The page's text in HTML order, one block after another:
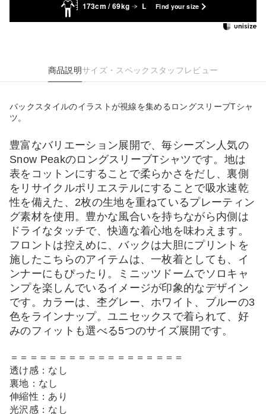
173cm / 69kg L Find your size
商品説明サイズ・スペック スタッフレビュー
バックスタイルのイラストが視線を集めるロングスリーブTシャ
ツ。
豊富なバリエーション展開で、毎シーズン人気の
Snow PeakのロングスリーブTシャツです。地は
表をコットンにすることで柔らかさをだし、裏側
をリサイクルポリエステルにすることで吸水速乾
性を備えた、2枚の生地を重ねているプレーティン
グ素材を使用。豊かな風合いを持ちながら内側は
ドライなタッチで、快適な着心地を味わえます。
フロントは控えめに、バックは大胆にプリントを
施したこちらのアイテムは、一枚着としても、イ
ンナーにもぴったり。ミニッツドームでソロキャ
ンプを楽しんでいるイメージが印象的なデザイン
です。カラーは、杢グレー、ホワイト、ブルーの3
色をラインナップ。ユニセックスで着られて、好
みのフィットも選べる5つのサイズ展開です。
＝＝＝＝＝＝＝＝＝＝＝＝＝＝＝＝＝＝
透け感：なし
裏地：なし
伸縮性：あり
光沢感：なし